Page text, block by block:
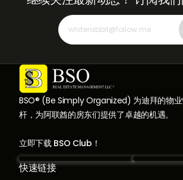
BSO® (Be Simply Organized) 为迪拜的物
杆，为阿联酋的房东们提供了卓越的机遇。
立即下载 BSO Club！
快速链接